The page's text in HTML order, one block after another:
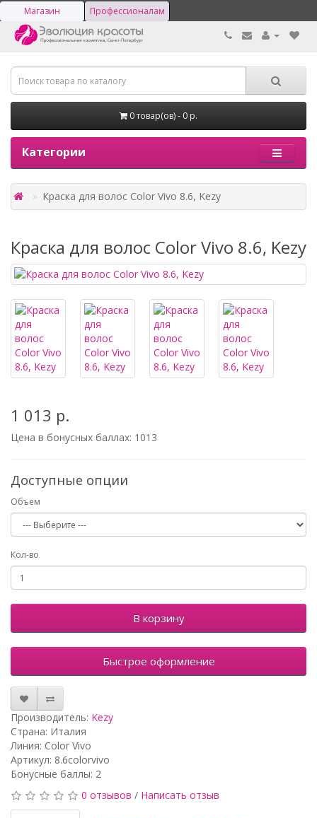
Магазин Профессионалам
0 товар(ов) - 0 р.
Категории
Краска для волос Color Vivo 8.6, Kezy
Краска для волос Color Vivo 8.6, Kezy
1 013 р.
Цена в бонусных баллах: 1013
Доступные опции
Объем
Кол-во
В корзину
Быстрое оформление
Производитель: Kezy
Страна: Италия
Линия: Color Vivo
Артикул: 8.6colorvivo
Бонусные баллы: 2
0 отзывов / Написать отзыв